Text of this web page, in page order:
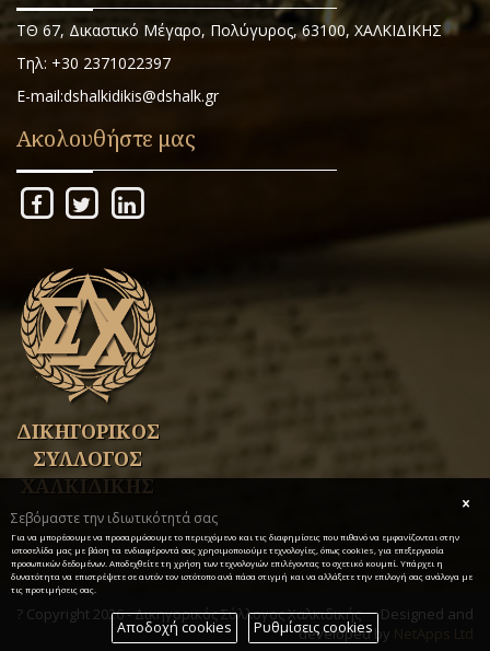
ΤΘ 67, Δικαστικό Μέγαρο, Πολύγυρος, 63100, ΧΑΛΚΙΔΙΚΗΣ
Τηλ: +30 2371022397
E-mail:dshalkidikis@dshalk.gr
Ακολουθήστε μας
ΔΙΚΗΓΟΡΙΚΟΣ
ΣΥΛΛΟΓΟΣ
ΧΑΛΚΙΔΙΚΗΣ
? Copyright 2026 - Δικηγορικός Σύλλογος Χαλκιδικής
Designed and
developed by NetApps Ltd
Σεβόμαστε την ιδιωτικότητά σας
Για να μπορέσουμε να προσαρμόσουμε το περιεχόμενο και τις διαφημίσεις που πιθανό να εμφανίζονται στην
ιστοσελίδα μας με βάση τα ενδιαφέροντά σας χρησιμοποιούμε τεχνολογίες, όπως cookies, για επεξεργασία
προσωπικών δεδομένων. Αποδεχθείτε τη χρήση των τεχνολογιών επιλέγοντας το σχετικό κουμπί. Υπάρχει η
δυνατότητα να επιστρέψετε σε αυτόν τον ιστότοπο ανά πάσα στιγμή και να αλλάξετε την επιλογή σας ανάλογα με
τις προτιμήσεις σας.
Αποδοχή cookies Ρυθμίσεις cookies